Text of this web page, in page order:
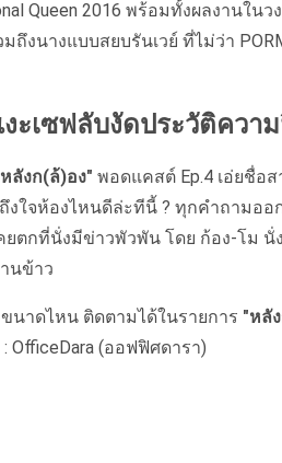
Queen 2016 พร้อมทั้งผลงานใน
ถึงนางแบบสยบรันเวย์ ที่ไม่ว่า
ะเซฟลับงัดประวัติควา
ลังก(ล้)อง"พอดแคสต์ Ep.4 เอ่ยชื่อ
ใจห้องไหนดีล่ะทีนี้ ? ทุกคำถามออ
ตกที่นั่งมีข่าวพัวพัน โดย ก้อง-โม นั่
นข้าว
นาดไหน ติดตามได้ในรายการ "หลั
OfficeDara (ออฟฟิศดารา)